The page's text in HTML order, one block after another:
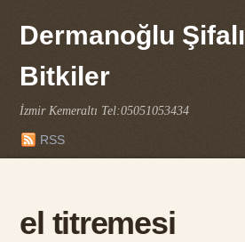
Dermanoğlu Şifalı
Bitkiler
İzmir Kemeraltı Tel:05051053434
RSS
el titremesi